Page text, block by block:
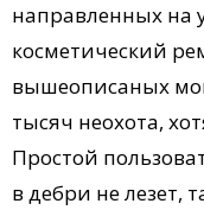
направленных на
косметический
вышеописаных
тысяч неохота,
Простой
в дебри не лезет,